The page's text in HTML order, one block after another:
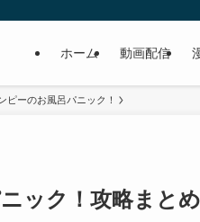
ホーム 動画配信
ピーのお風呂パニック！
ック！攻略まと